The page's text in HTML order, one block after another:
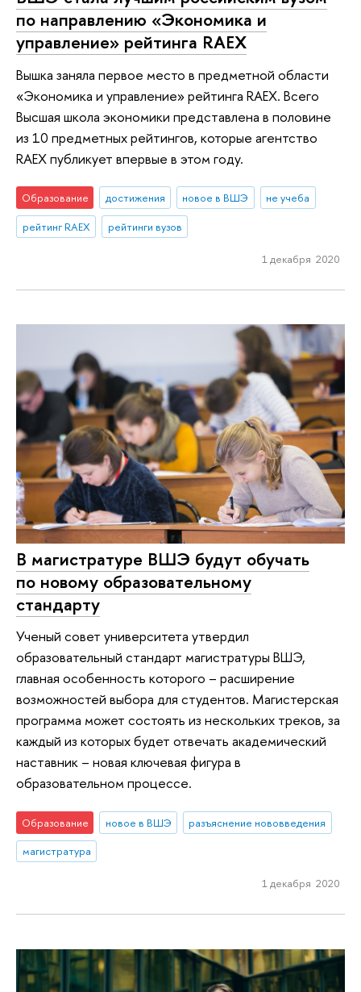
по направлению «Экономика и
управление» рейтинга RAEX
Вышка заняла первое место в предметной области
«Экономика и управление» рейтинга RAEX. Всего
Высшая школа экономики представлена в половине
из 10 предметных рейтингов, которые агентство
RAEX публикует впервые в этом году.
Образование достижения новое в ВШЭ
не учеба
рейтинг RAEX
рейтинги вузов
1 декабря 2020
В магистратуре ВШЭ будут обучать
по новому образовательному
стандарту
Ученый совет университета утвердил
образовательный стандарт магистратуры ВШЭ,
главная особенность которого – расширение
возможностей выбора для студентов. Магистерская
программа может состоять из нескольких треков, за
каждый из которых будет отвечать академический
наставник – новая ключевая фигура в
образовательном процессе.
Образование новое в ВШЭ
разъяснение нововведения
магистратура
1 декабря 2020